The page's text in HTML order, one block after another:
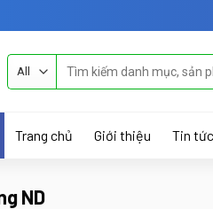
kiếm:
Trang chủ Giới thiệu Tin tức
ND